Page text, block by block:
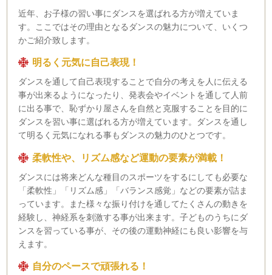
近年、お子様の習い事にダンスを選ばれる方が増えていま
す。ここではその理由となるダンスの魅力について、いくつ
かご紹介致します。
明るく元気に自己表現！
ダンスを通して自己表現することで自分の考えを人に伝える
事が出来るようになったり、発表会やイベントを通して人前
に出る事で、恥ずかり屋さんを自然と克服することを目的に
ダンスを習い事に選ばれる方が増えています。ダンスを通し
て明るく元気になれる事もダンスの魅力のひとつです。
柔軟性や、リズム感など運動の要素が満載！
ダンスには将来どんな種目のスポーツをするにしても必要な
「柔軟性」「リズム感」「バランス感覚」などの要素が詰ま
っています。また様々な振り付けを通してたくさんの動きを
経験し、神経系を刺激する事が出来ます。子どものうちにダ
ンスを習っている事が、その後の運動神経にも良い影響を与
えます。
自分のペースで頑張れる！